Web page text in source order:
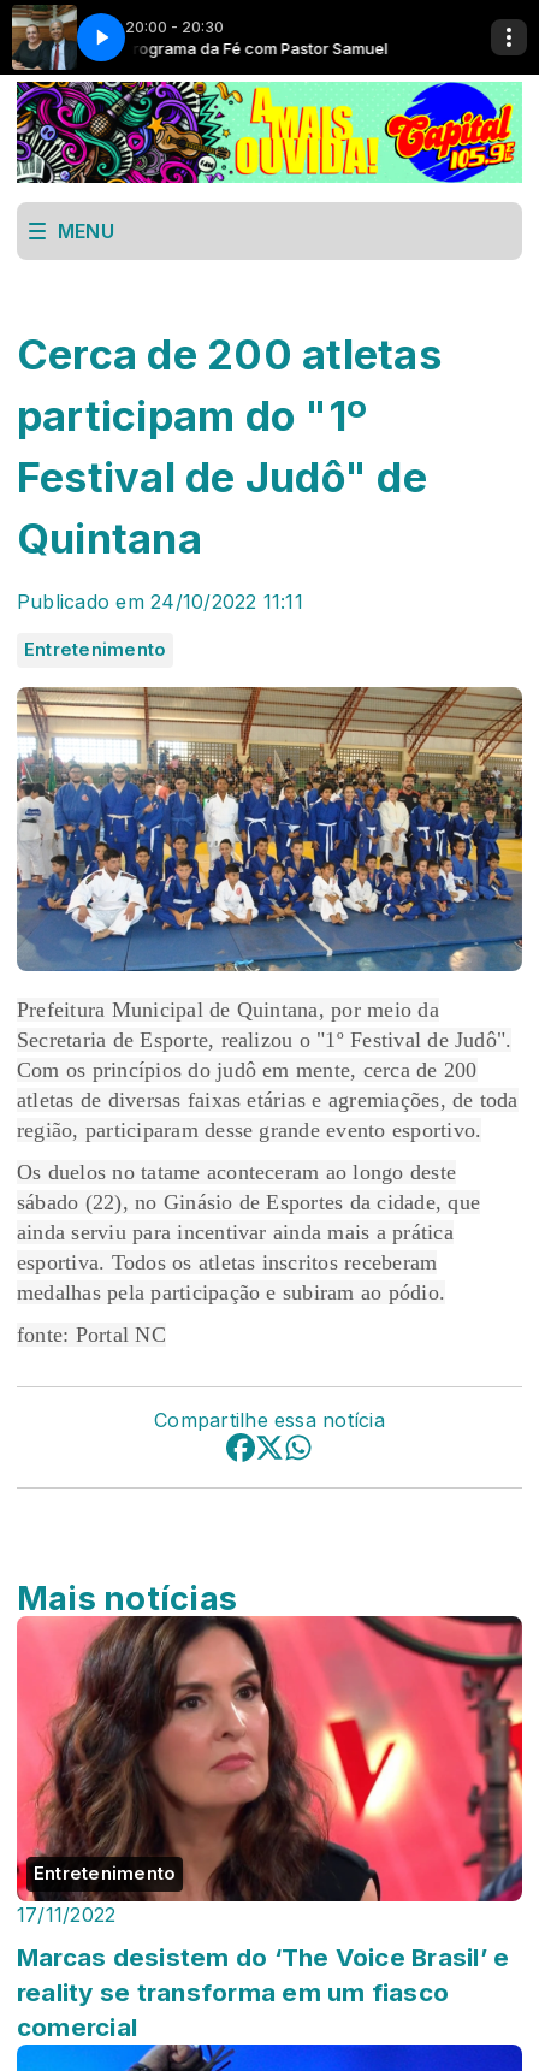
20:00 - 20:30
O Programa da Fé com Pastor Samuel
MENU
Cerca de 200 atletas
participam do "1º
Festival de Judô" de
Quintana
Publicado em 24/10/2022 11:11
Entretenimento
Prefeitura Municipal de Quintana, por meio da
Secretaria de Esporte, realizou o "1º Festival de Judô".
Com os princípios do judô em mente, cerca de 200
atletas de diversas faixas etárias e agremiações, de toda
região, participaram desse grande evento esportivo.
Os duelos no tatame aconteceram ao longo deste
sábado (22), no Ginásio de Esportes da cidade, que
ainda serviu para incentivar ainda mais a prática
esportiva. Todos os atletas inscritos receberam
medalhas pela participação e subiram ao pódio.
fonte: Portal NC
Compartilhe essa notícia
Mais notícias
Entretenimento
17/11/2022
Marcas desistem do ‘The Voice Brasil’ e
reality se transforma em um fiasco
comercial